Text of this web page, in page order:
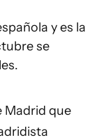
y es la
se
Madrid que